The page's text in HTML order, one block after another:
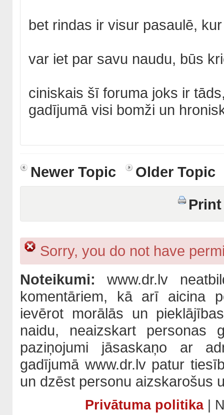
bet rindas ir visur pasaulē,
var iet par savu naudu, būs
ciniskais šī foruma joks ir
gadījumā visi bomži un
Newer Topic
Older Topic
Sorry, you do not have
Noteikumi:www.dr.lv
komentāriem, kā arī aicina
ievērot morālās un
naidu, neaizskart personas
paziņojumi jāsaskaņo ar
gadījumā www.dr.lv patur
un dzēst personu aizskarošus
Privātuma politika|